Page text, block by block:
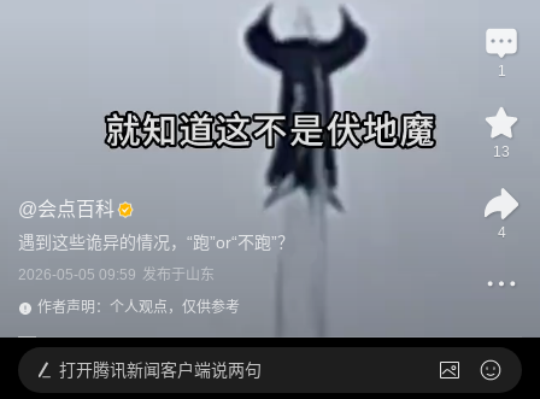
@会点百科
遇到这些诡异的情况，“跑”or“不跑”？
2026-05-05 09:59 发布于山东
作者声明：个人观点，仅供参考
1
13
4
打开腾讯新闻客户端说两句